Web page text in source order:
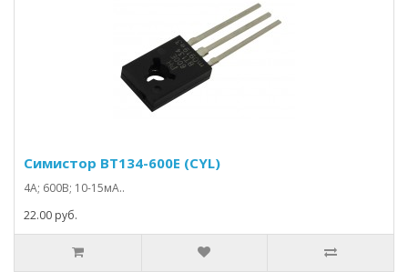
Симистор BT134-600E (CYL)
4А; 600В; 10-15мА..
22.00 руб.